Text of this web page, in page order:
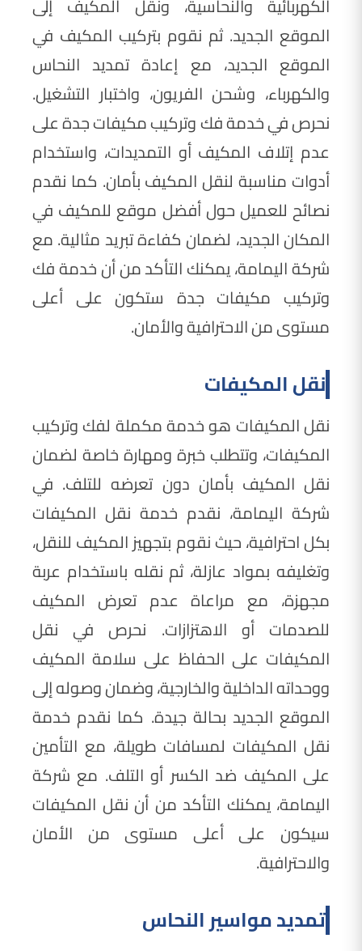
الكهربائية والنحاسية، ونقل المكيف إلى
الموقع الجديد. ثم نقوم بتركيب المكيف في
الموقع الجديد، مع إعادة تمديد النحاس
والكهرباء، وشحن الفريون، واختبار التشغيل.
نحرص في خدمة فك وتركيب مكيفات جدة على
عدم إتلاف المكيف أو التمديدات، واستخدام
أدوات مناسبة لنقل المكيف بأمان. كما نقدم
نصائح للعميل حول أفضل موقع للمكيف في
المكان الجديد، لضمان كفاءة تبريد مثالية. مع
شركة اليمامة، يمكنك التأكد من أن خدمة فك
وتركيب مكيفات جدة ستكون على أعلى
مستوى من الاحترافية والأمان.
نقل المكيفات
نقل المكيفات هو خدمة مكملة لفك وتركيب
المكيفات، وتتطلب خبرة ومهارة خاصة لضمان
نقل المكيف بأمان دون تعرضه للتلف. في
شركة اليمامة، نقدم خدمة نقل المكيفات
بكل احترافية، حيث نقوم بتجهيز المكيف للنقل،
وتغليفه بمواد عازلة، ثم نقله باستخدام عربة
مجهزة، مع مراعاة عدم تعرض المكيف
للصدمات أو الاهتزازات. نحرص في نقل
المكيفات على الحفاظ على سلامة المكيف
ووحداته الداخلية والخارجية، وضمان وصوله إلى
الموقع الجديد بحالة جيدة. كما نقدم خدمة
نقل المكيفات لمسافات طويلة، مع التأمين
على المكيف ضد الكسر أو التلف. مع شركة
اليمامة، يمكنك التأكد من أن نقل المكيفات
سيكون على أعلى مستوى من الأمان
والاحترافية.
تمديد مواسير النحاس